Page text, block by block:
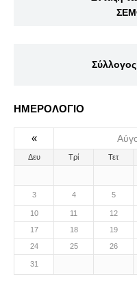
ΗΜΕΡΟΛΟΓΙΟ
«
Δευ Τρί Τετ
3 4 5
10 11 12
17
18 19
24
25 26
31